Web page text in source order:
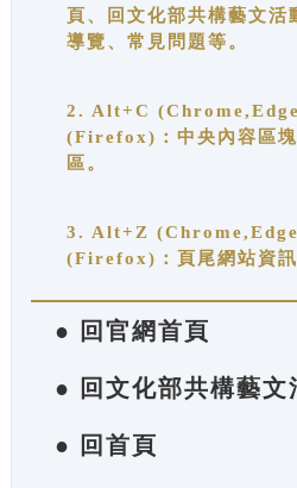
頁、回文化部共構藝文活
導覽、常見問題等。
2. Alt+C
(Firefox)：中央內容區
區。
3. Alt+Z
(Firefox)：頁尾網站資訊
● 回官網首頁
● 回文化部共構藝文
● 回首頁